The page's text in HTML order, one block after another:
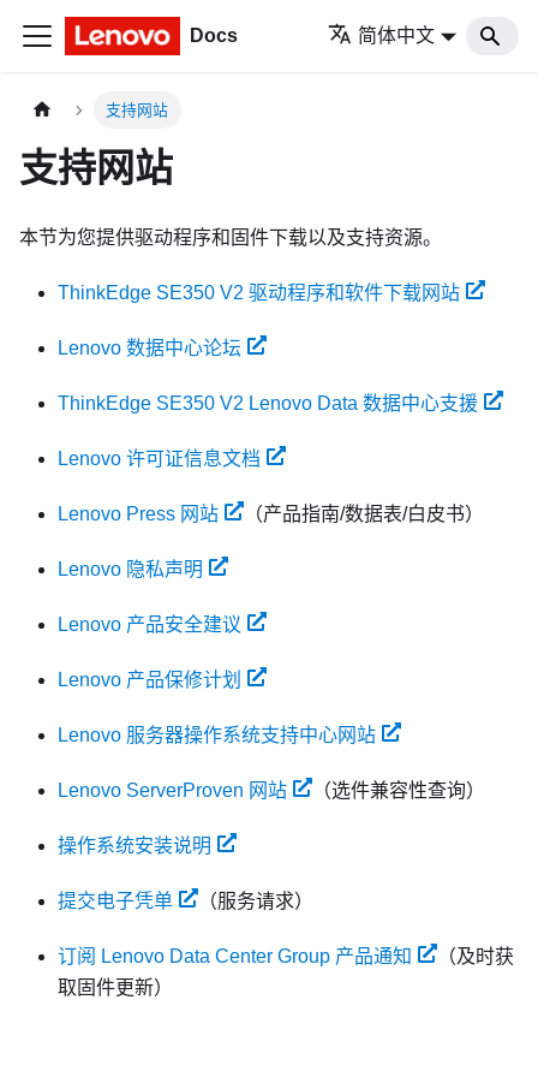
Docs 简体中文
支持网站
支持网站
本节为您提供驱动程序和固件下载以及支持资源。
ThinkEdge SE350 V2 驱动程序和软件下载网站
Lenovo 数据中心论坛
ThinkEdge SE350 V2 Lenovo Data 数据中心支援
Lenovo 许可证信息文档
Lenovo Press 网站 （产品指南/数据表/白皮书）
Lenovo 隐私声明
Lenovo 产品安全建议
Lenovo 产品保修计划
Lenovo 服务器操作系统支持中心网站
Lenovo ServerProven 网站 （选件兼容性查询）
操作系统安装说明
提交电子凭单 （服务请求）
订阅 Lenovo Data Center Group 产品通知
（及时获
取固件更新）